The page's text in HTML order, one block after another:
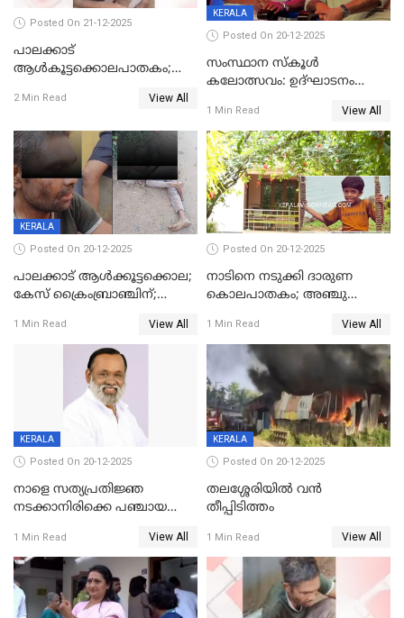
Posted On 21-12-2025
പാലക്കാട്‌
ആൾകൂട്ടക്കൊലപാതകം;
ഊർജ്ജിതമാക്കിമാക്കി
2 Min Read View All
KERALA
Posted On 20-12-2025
സംസ്ഥാന സ്കൂൾ
കലോത്സവം: ഉദ്ഘാടനം
മുഖ്യാതിഥിയായി
മോഹൻലാൽ
1 Min Read View All
KERALA
Posted On 20-12-2025
പാലക്കാട് ആൾക്കൂട്ടക്കൊല;
കേസ് ക്രൈംബ്രാഞ്ചിന്;
അന്വേഷിക്കും
1 Min Read View All
Posted On 20-12-2025
നാടിനെ നടുക്കി ദാരുണ
കൊലപാതകം; അഞ്ചു
കഴുത്തുഞെരിച്ച് കൊന്നു
1 Min Read View All
KERALA
Posted On 20-12-2025
നാളെ സത്യപ്രതിജ്ഞ
നടക്കാനിരിക്കെ പഞ്ചായത്ത്
1 Min Read View All
KERALA
Posted On 20-12-2025
തലശ്ശേരിയിൽ വൻ
തീപ്പിടിത്തം
1 Min Read View All